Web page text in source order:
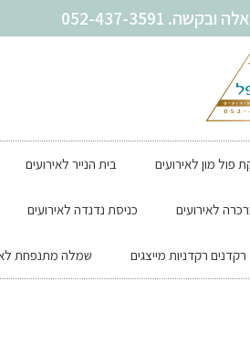
052-437-3591
פול מון לאירועים בית הנייר לאירועים
לאירועים כניסת נדנדה לאירועים
רקדנים רקדניות מייצגים שמלה מתנפחת